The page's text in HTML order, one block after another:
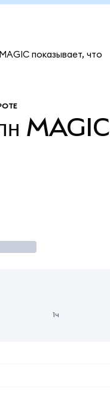
показывает, что
MAGIC
1ч